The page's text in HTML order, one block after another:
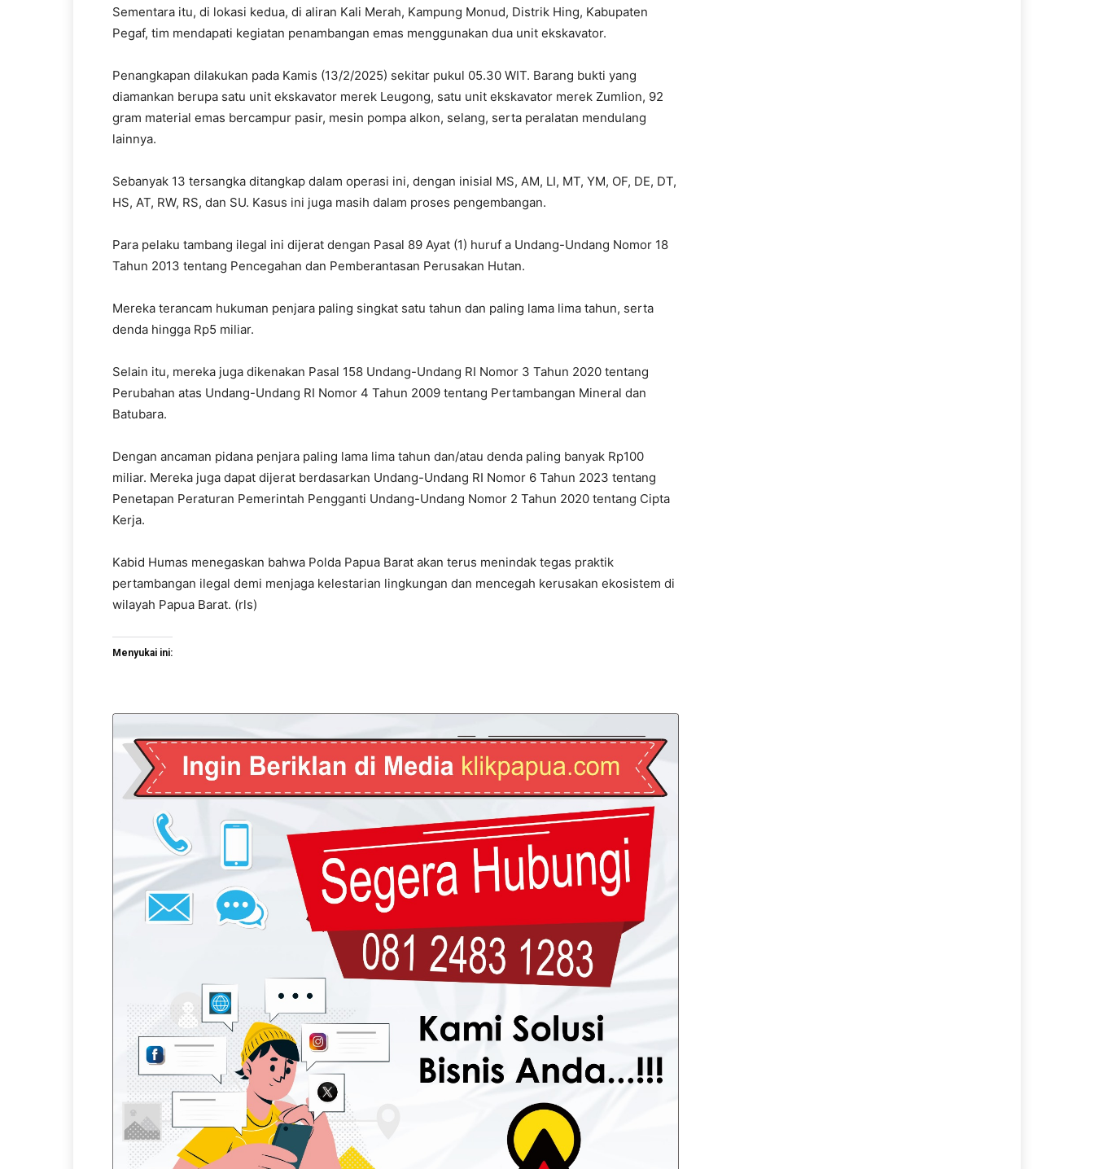
Sementara itu, di lokasi kedua, di aliran Kali Merah, Kampung Monud, Distrik Hing, Kabupaten
Pegaf, tim mendapati kegiatan penambangan emas menggunakan dua unit ekskavator.
Penangkapan dilakukan pada Kamis (13/2/2025) sekitar pukul 05.30 WIT. Barang bukti yang
diamankan berupa satu unit ekskavator merek Leugong, satu unit ekskavator merek Zumlion, 92
gram material emas bercampur pasir, mesin pompa alkon, selang, serta peralatan mendulang
lainnya.
Sebanyak 13 tersangka ditangkap dalam operasi ini, dengan inisial MS, AM, LI, MT, YM, OF, DE, DT,
HS, AT, RW, RS, dan SU. Kasus ini juga masih dalam proses pengembangan.
Para pelaku tambang ilegal ini dijerat dengan Pasal 89 Ayat (1) huruf a Undang-Undang Nomor 18
Tahun 2013 tentang Pencegahan dan Pemberantasan Perusakan Hutan.
Mereka terancam hukuman penjara paling singkat satu tahun dan paling lama lima tahun, serta
denda hingga Rp5 miliar.
Selain itu, mereka juga dikenakan Pasal 158 Undang-Undang RI Nomor 3 Tahun 2020 tentang
Perubahan atas Undang-Undang RI Nomor 4 Tahun 2009 tentang Pertambangan Mineral dan
Batubara.
Dengan ancaman pidana penjara paling lama lima tahun dan/atau denda paling banyak Rp100
miliar. Mereka juga dapat dijerat berdasarkan Undang-Undang RI Nomor 6 Tahun 2023 tentang
Penetapan Peraturan Pemerintah Pengganti Undang-Undang Nomor 2 Tahun 2020 tentang Cipta
Kerja.
Kabid Humas menegaskan bahwa Polda Papua Barat akan terus menindak tegas praktik
pertambangan ilegal demi menjaga kelestarian lingkungan dan mencegah kerusakan ekosistem di
wilayah Papua Barat. (rls)
Menyukai ini: